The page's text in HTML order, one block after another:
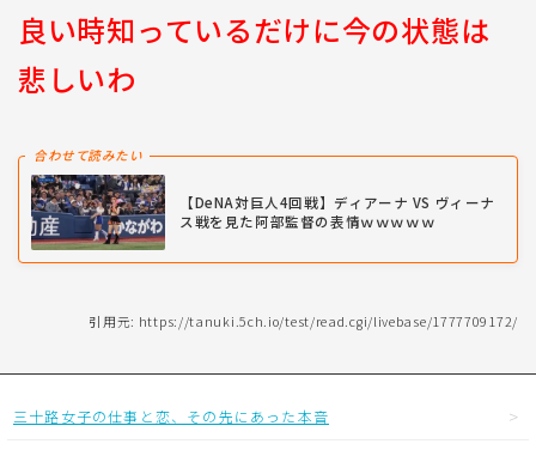
良い時知っているだけに今の状態は
悲しいわ
合わせて読みたい
【DeNA対巨人4回戦】ディアーナ VS ヴィーナ
ス戦を見た阿部監督の表情ｗｗｗｗｗ
引用元: https://tanuki.5ch.io/test/read.cgi/livebase/1777709172/
三十路女子の仕事と恋、その先にあった本音